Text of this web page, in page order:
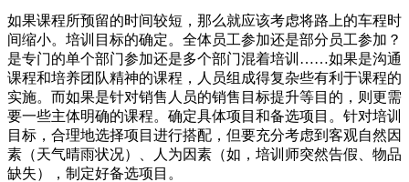
如果课程所预留的时间较短，那么就应该考虑将路上的车程时
间缩小。培训目标的确定。全体员工参加还是部分员工参加？
是专门的单个部门参加还是多个部门混着培训……如果是沟通
课程和培养团队精神的课程，人员组成得复杂些有利于课程的
实施。而如果是针对销售人员的销售目标提升等目的，则更需
要一些主体明确的课程。确定具体项目和备选项目。针对培训
目标，合理地选择项目进行搭配，但要充分考虑到客观自然因
素（天气晴雨状况）、人为因素（如，培训师突然告假、物品
缺失），制定好备选项目。